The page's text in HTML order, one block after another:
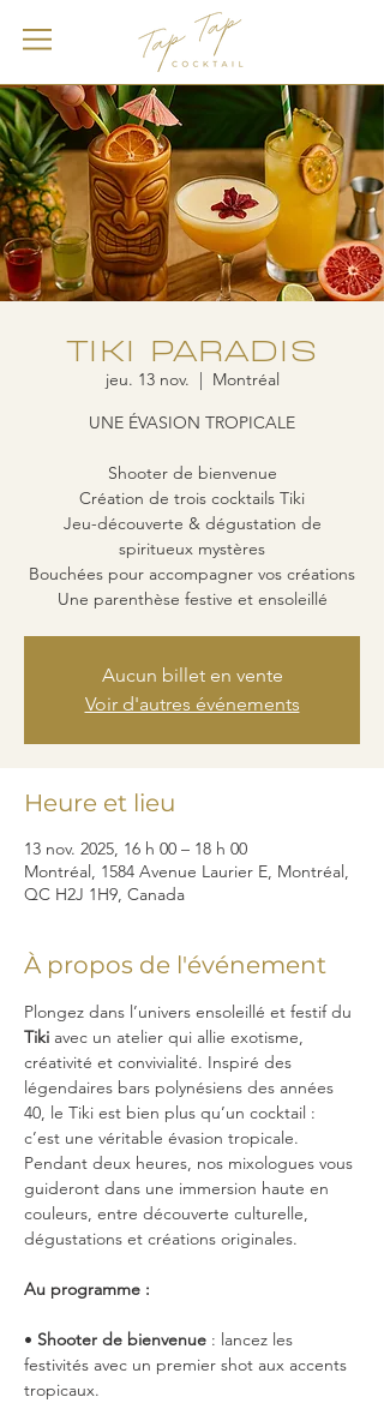
TIKI PARADIS
jeu. 13 nov.
  |
Montréal
UNE ÉVASION TROPICALE
Shooter de bienvenue
Création de trois cocktails Tiki
Jeu-découverte & dégustation de
spiritueux mystères
Bouchées pour accompagner vos créations
Une parenthèse festive et ensoleillé
Aucun billet en vente
Voir d'autres événements
Heure et lieu
13 nov. 2025, 16 h 00 – 18 h 00
Montréal, 1584 Avenue Laurier E, Montréal,
QC H2J 1H9, Canada
À propos de l'événement
Plongez dans l’univers ensoleillé et festif du
Tiki avec un atelier qui allie exotisme,
créativité et convivialité. Inspiré des
légendaires bars polynésiens des années
40, le Tiki est bien plus qu’un cocktail :
c’est une véritable évasion tropicale.
Pendant deux heures, nos mixologues vous
guideront dans une immersion haute en
couleurs, entre découverte culturelle,
dégustations et créations originales.
Au programme :
• Shooter de bienvenue : lancez les
festivités avec un premier shot aux accents
tropicaux.